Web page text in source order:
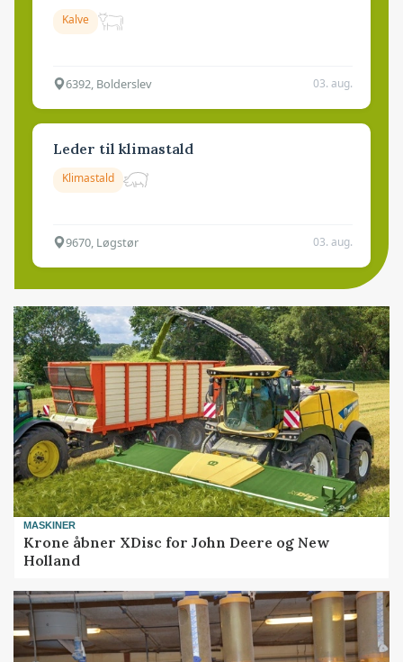
Kalve
6392, Bolderslev 03. aug.
Leder til klimastald
Klimastald
9670, Løgstør 03. aug.
MASKINER
Krone åbner XDisc for John Deere og New
Holland